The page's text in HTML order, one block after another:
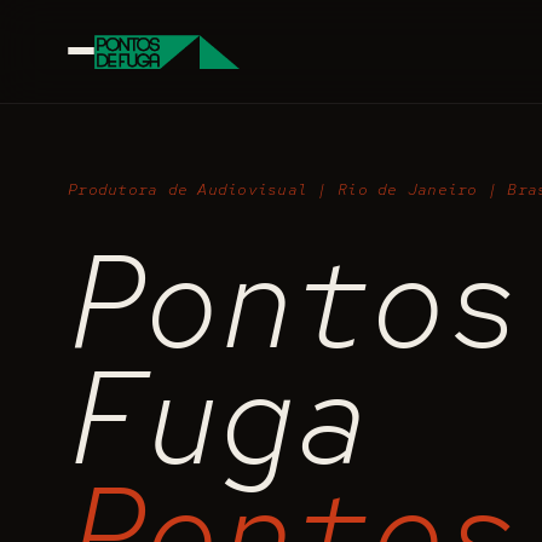
Produtora de Audiovisual | Rio de Janeiro |
Fuga